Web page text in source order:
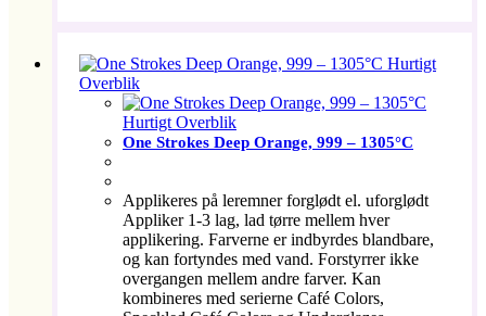
Hurtigt
Overblik
Hurtigt Overblik
One Strokes Deep Orange, 999 – 1305°C
Applikeres på leremner forglødt el. uforglødt
Appliker 1-3 lag, lad tørre mellem hver
applikering. Farverne er indbyrdes blandbare,
og kan fortyndes med vand. Forstyrrer ikke
overgangen mellem andre farver. Kan
kombineres med serierne Café Colors,